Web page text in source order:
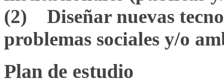
(2) Diseñar nuevas
problemas sociales y/o
Plan de estudio